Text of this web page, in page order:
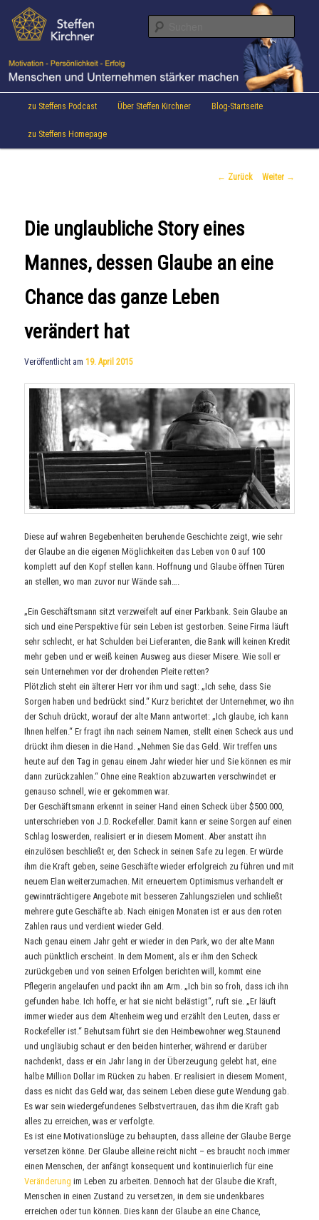
Inhalt
wechseln
Steffen Kirchner Blog
Aktuelles von Speaker & Motivationstrainer Steffen Kirchner
Hauptmenü
zu Steffens Podcast Über Steffen Kirchner Blog-Startseite
zu Steffens Homepage
Beitrags-
← Zurück Weiter →
Die unglaubliche Story eines
Mannes, dessen Glaube an eine
Chance das ganze Leben
verändert hat
Veröffentlicht am19. April 2015
Diese auf wahren Begebenheiten beruhende Geschichte zeigt, wie sehr
der Glaube an die eigenen Möglichkeiten das Leben von 0 auf 100
komplett auf den Kopf stellen kann. Hoffnung und Glaube öffnen Türen
an stellen, wo man zuvor nur Wände sah….
„Ein Geschäftsmann sitzt verzweifelt auf einer Parkbank. Sein Glaube an
sich und eine Perspektive für sein Leben ist gestorben. Seine Firma läuft
sehr schlecht, er hat Schulden bei Lieferanten, die Bank will keinen Kredit
mehr geben und er weiß keinen Ausweg aus dieser Misere. Wie soll er
sein Unternehmen vor der drohenden Pleite retten?
Plötzlich steht ein älterer Herr vor ihm und sagt: „Ich sehe, dass Sie
Sorgen haben und bedrückt sind.“ Kurz berichtet der Unternehmer, wo ihn
der Schuh drückt, worauf der alte Mann antwortet: „Ich glaube, ich kann
Ihnen helfen.“ Er fragt ihn nach seinem Namen, stellt einen Scheck aus und
drückt ihm diesen in die Hand. „Nehmen Sie das Geld. Wir treffen uns
heute auf den Tag in genau einem Jahr wieder hier und Sie können es mir
dann zurückzahlen.“ Ohne eine Reaktion abzuwarten verschwindet er
genauso schnell, wie er gekommen war.
Der Geschäftsmann erkennt in seiner Hand einen Scheck über $500.000,
unterschrieben von J.D. Rockefeller. Damit kann er seine Sorgen auf einen
Schlag loswerden, realisiert er in diesem Moment. Aber anstatt ihn
einzulösen beschließt er, den Scheck in seinen Safe zu legen. Er würde
ihm die Kraft geben, seine Geschäfte wieder erfolgreich zu führen und mit
neuem Elan weiterzumachen. Mit erneuertem Optimismus verhandelt er
gewinnträchtigere Angebote mit besseren Zahlungszielen und schließt
mehrere gute Geschäfte ab. Nach einigen Monaten ist er aus den roten
Zahlen raus und verdient wieder Geld.
Nach genau einem Jahr geht er wieder in den Park, wo der alte Mann
auch pünktlich erscheint. In dem Moment, als er ihm den Scheck
zurückgeben und von seinen Erfolgen berichten will, kommt eine
Pflegerin angelaufen und packt ihn am Arm. „Ich bin so froh, dass ich ihn
gefunden habe. Ich hoffe, er hat sie nicht belästigt“, ruft sie. „Er läuft
immer wieder aus dem Altenheim weg und erzählt den Leuten, dass er
Rockefeller ist.“ Behutsam führt sie den Heimbewohner weg.Staunend
und ungläubig schaut er den beiden hinterher, während er darüber
nachdenkt, dass er ein Jahr lang in der Überzeugung gelebt hat, eine
halbe Million Dollar im Rücken zu haben. Er realisiert in diesem Moment,
dass es nicht das Geld war, das seinem Leben diese gute Wendung gab.
Es war sein wiedergefundenes Selbstvertrauen, das ihm die Kraft gab
alles zu erreichen, was er verfolgte.
Es ist eine Motivationslüge zu behaupten, dass alleine der Glaube Berge
versetzen könne. Der Glaube alleine reicht nicht – es braucht noch immer
einen Menschen, der anfängt konsequent und kontinuierlich für eine
Veränderung im Leben zu arbeiten. Dennoch hat der Glaube die Kraft,
Menschen in einen Zustand zu versetzen, in dem sie undenkbares
erreichen oder tun können. Dies kann der Glaube an eine Chance,